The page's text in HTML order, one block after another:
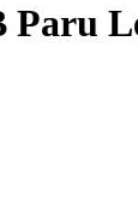
Paru